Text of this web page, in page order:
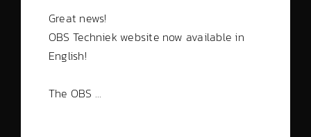
Great news!
OBS Techniek website now available in
English!
The OBS …